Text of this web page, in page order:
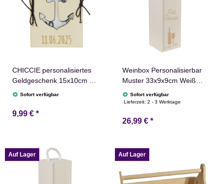
CHICCIE personalisiertes
Geldgeschenk 15x10cm zu
unterschiedlichen Anlässen
Hochzeits Geburtstag
Sofort verfügbar
9,99 € *
Weinbox Personalisierbar
Muster 33x9x9cm Weiß
Weinkiste Geschenkbox
Sofort verfügbar
Lieferzeit:2 - 3 Werktage
26,99 € *
Auf Lager Auf Lager